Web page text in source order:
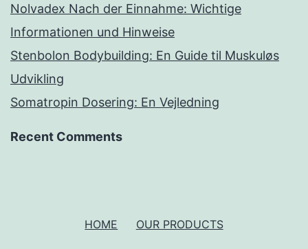
Nolvadex Nach der Einnahme: Wichtige
Informationen und Hinweise
Stenbolon Bodybuilding: En Guide til Muskuløs
Udvikling
Somatropin Dosering: En Vejledning
Recent Comments
HOME OUR PRODUCTS